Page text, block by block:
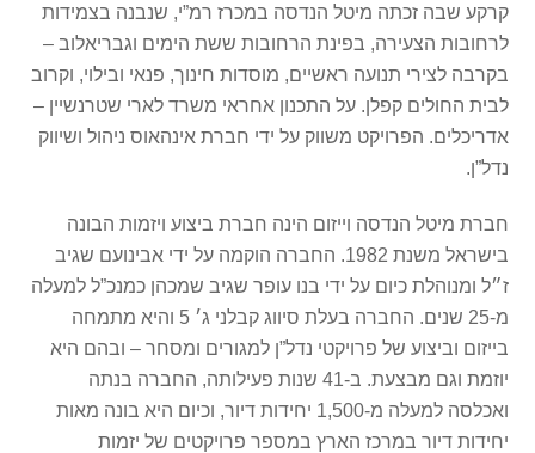
קרקע שבה זכתה מיטל הנדסה במכרז רמ”י, שנבנה בצמידות
לרחובות הצעירה, בפינת הרחובות ששת הימים וגבריאלוב –
בקרבה לצירי תנועה ראשיים, מוסדות חינוך, פנאי ובילוי, וקרוב
לבית החולים קפלן. על התכנון אחראי משרד לארי שטרנשיין –
אדריכלים. הפרויקט משווק על ידי חברת אינהאוס ניהול ושיווק
נדל”ן.
חברת מיטל הנדסה וייזום הינה חברת ביצוע ויזמות הבונה
בישראל משנת 1982. החברה הוקמה על ידי אבינועם שגיב
ז״ל ומנוהלת כיום על ידי בנו עופר שגיב שמכהן כמנכ”ל למעלה
מ-25 שנים. החברה בעלת סיווג קבלני ג׳ 5 והיא מתמחה
בייזום וביצוע של פרויקטי נדל”ן למגורים ומסחר – ובהם היא
יוזמת וגם מבצעת. ב-41 שנות פעילותה, החברה בנתה
ואכלסה למעלה מ-1,500 יחידות דיור, וכיום היא בונה מאות
יחידות דיור במרכז הארץ במספר פרויקטים של יזמות